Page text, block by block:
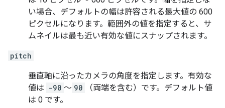
い場合、デフォルトの幅は許容される最大値の 600
ピクセルになります。範囲外の値を指定すると、サ
ムネイルは最も近い有効な値にスナップされます。
pitch
垂直軸に沿ったカメラの角度を指定します。有効な
値は -90 ～ 90
（両端を含む）です。デフォルト値
は 0 です。